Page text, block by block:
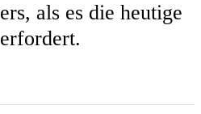
als es die heutige